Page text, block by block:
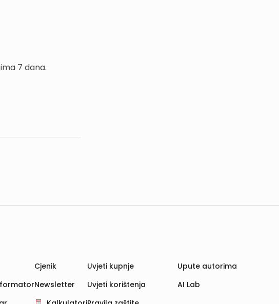
7 dana.
Cjenik
Newsletter
Uvjeti kupnje
Uvjeti korištenja
Upute autorima
AI Lab